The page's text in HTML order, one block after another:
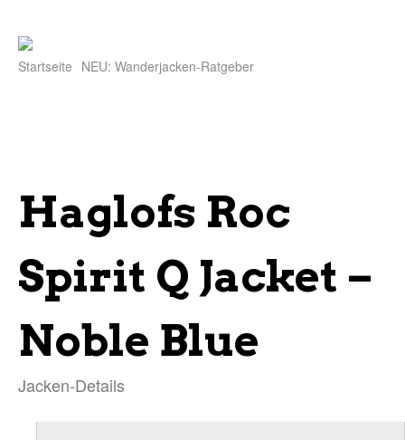
Startseite NEU: Wanderjacken-Ratgeber
Haglofs Roc
Spirit Q Jacket –
Noble Blue
Jacken-Details